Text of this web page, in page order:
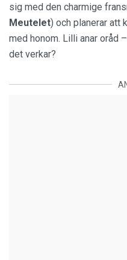
sig med den charmige
Meutelet) och planerar att
med honom. Lilli anar oråd
det verkar?